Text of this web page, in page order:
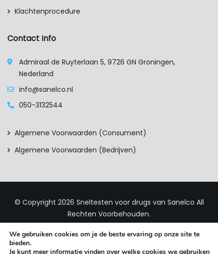
Klachtenprocedure
Contact Info
Admiraal de Ruyterlaan 5, 9726 GN Groningen,
Nederland
info@sanelco.nl
050-3132544
Algemene Voorwaarden (consument)
Algemene Voorwaarden (bedrijven)
© Copyright 2026 Sneltesten voor drugs van Sanelco All
Rechten Voorbehouden.
We gebruiken cookies om je de beste ervaring op onze site te
bieden.
Je kunt meer informatie vinden over welke cookies we gebruiken